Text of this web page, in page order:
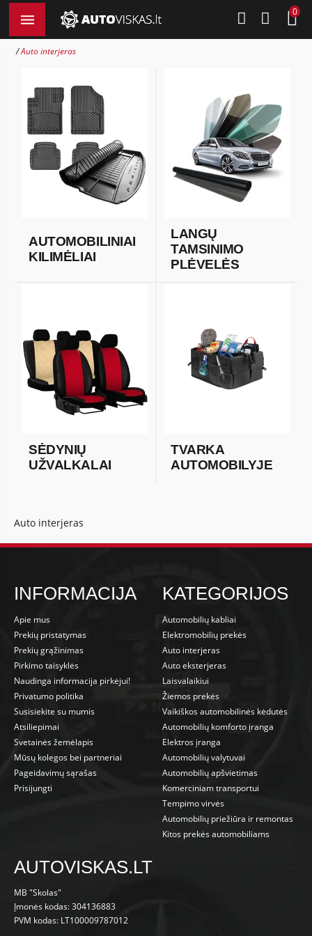
0
Auto interjeras
AUTOMOBILINIAI
KILIMĖLIAI
LANGŲ
TAMSINIMO
PLĖVELĖS
SĖDYNIŲ
UŽVALKALAI
TVARKA
AUTOMOBILYJE
Auto interjeras
INFORMACIJA
Apie mus
Prekių pristatymas
Prekių grąžinimas
Pirkimo taisyklės
Naudinga informacija pirkėjui!
Privatumo politika
Susisiekite su mumis
Atsiliepimai
Svetainės žemėlapis
Mūsų kolegos bei partneriai
Pageidavimų sąrašas
Prisijungti
KATEGORIJOS
Automobilių kabliai
Elektromobilių prekės
Auto interjeras
Auto eksterjeras
Laisvalaikiui
Žiemos prekės
Vaikiškos automobilinės kėdutės
Automobilių komforto įranga
Elektros įranga
Automobilių valytuvai
Automobilių apšvietimas
Komerciniam transportui
Tempimo virvės
Automobilių priežiūra ir remontas
Kitos prekės automobiliams
AUTOVISKAS.LT
MB "Skolas"
Įmonės kodas: 304136883
PVM kodas: LT100009787012